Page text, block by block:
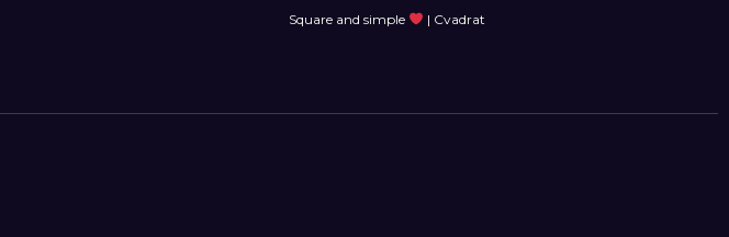
Square and simple | Cvadrat